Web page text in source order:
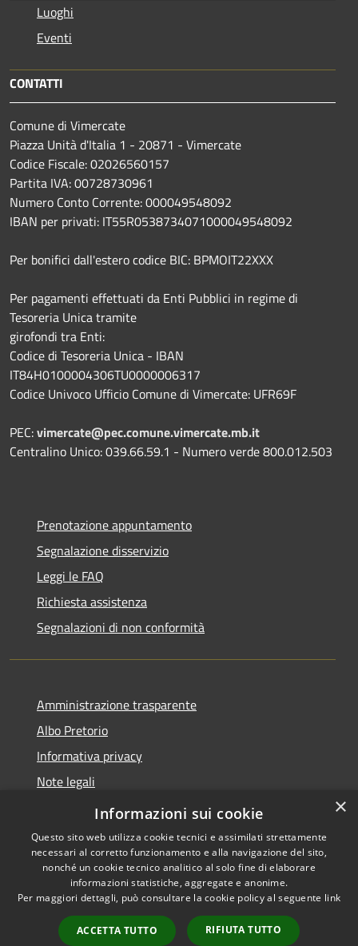
Luoghi
Eventi
CONTATTI
Comune di Vimercate
Piazza Unità d'Italia 1 - 20871 - Vimercate
Codice Fiscale: 02026560157
Partita IVA: 00728730961
Numero Conto Corrente: 000049548092
IBAN per privati: IT55R0538734071000049548092
Per bonifici dall'estero codice BIC: BPMOIT22XXX
Per pagamenti effettuati da Enti Pubblici in regime di
Tesoreria Unica tramite
girofondi tra Enti:
Codice di Tesoreria Unica - IBAN
IT84H0100004306TU0000006317
Codice Univoco Ufficio Comune di Vimercate: UFR69F
PEC:vimercate@pec.comune.vimercate.mb.it
Centralino Unico: 039.66.59.1 - Numero verde 800.012.503
Prenotazione appuntamento
Segnalazione disservizio
Leggi le FAQ
Richiesta assistenza
Segnalazioni di non conformità
Amministrazione trasparente
Albo Pretorio
Informativa privacy
Note legali
Dichiarazione di accessibilità
Accessibilità
Copyright © 2026 • Città di
Vimercate • Powered by
Municipium•
Accesso
×
Informazioni sui cookie
Questo sito web utilizza cookie tecnici e assimilati strettamente
necessari al corretto funzionamento e alla navigazione del sito,
nonché un cookie tecnico analitico al solo fine di elaborare
informazioni statistiche, aggregate e anonime.
Per maggiori dettagli, può consultare la cookie policy al seguente link
ACCETTA TUTTO RIFIUTA TUTTO